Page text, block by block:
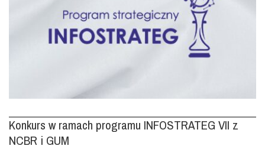
Konkurs w ramach programu INFOSTRATEG VII z
NCBR i GUM